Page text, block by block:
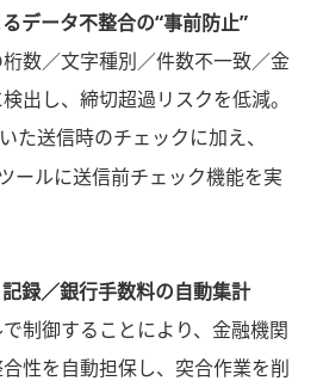
データ不整合の“事前防止”
数／文字種別／件数不一致／金
出し、締切超過リスクを低減。
た送信時のチェックに加え、
ールに送信前チェック機能を実
録／銀行手数料の自動集計
制御することにより、金融機関
性を自動担保し、突合作業を削